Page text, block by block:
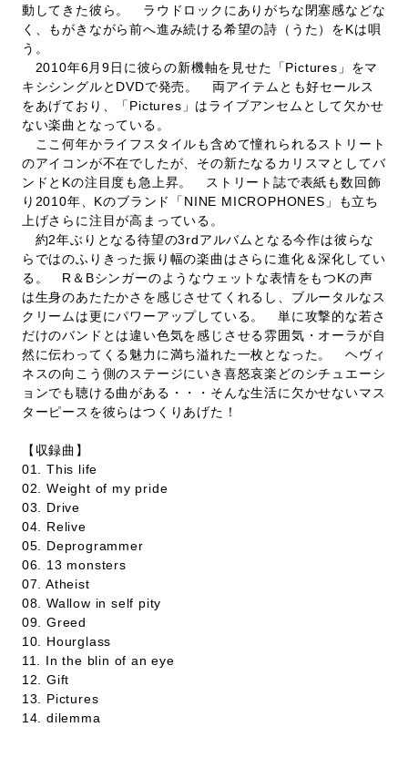
動してきた彼ら。 ラウドロックにありがちな閉塞感などな
く、もがきながら前へ進み続ける希望の詩（うた）をKは唄
う。
2010年6月9日に彼らの新機軸を見せた「Pictures」をマ
キシシングルとDVDで発売。 両アイテムとも好セールス
をあげており、「Pictures」はライブアンセムとして欠かせ
ない楽曲となっている。
ここ何年かライフスタイルも含めて憧れられるストリート
のアイコンが不在でしたが、その新たなるカリスマとしてバ
ンドとKの注目度も急上昇。 ストリート誌で表紙も数回飾
り2010年、Kのブランド「NINE MICROPHONES」も立ち
上げさらに注目が高まっている。
約2年ぶりとなる待望の3rdアルバムとなる今作は彼らな
らではのふりきった振り幅の楽曲はさらに進化＆深化してい
る。 R＆Bシンガーのようなウェットな表情をもつKの声
は生身のあたたかさを感じさせてくれるし、ブルータルなス
クリームは更にパワーアップしている。 単に攻撃的な若さ
だけのバンドとは違い色気を感じさせる雰囲気・オーラが自
然に伝わってくる魅力に満ち溢れた一枚となった。 ヘヴィ
ネスの向こう側のステージにいき喜怒哀楽どのシチュエーシ
ョンでも聴ける曲がある・・・そんな生活に欠かせないマス
ターピースを彼らはつくりあげた！
【収録曲】
01. This life
02. Weight of my pride
03. Drive
04. Relive
05. Deprogrammer
06. 13 monsters
07. Atheist
08. Wallow in self pity
09. Greed
10. Hourglass
11. In the blin of an eye
12. Gift
13. Pictures
14. dilemma